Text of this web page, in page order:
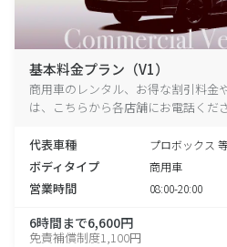
基本料金プラン（V1）
商用車のレンタル、お得な割引料金
は、こちらから各店舗にお電話くださ
代表車種 プロボックス
ボディタイプ 商用車
営業時間 08:00-20:00
6時間まで6,600円
免責補償制度1,100円